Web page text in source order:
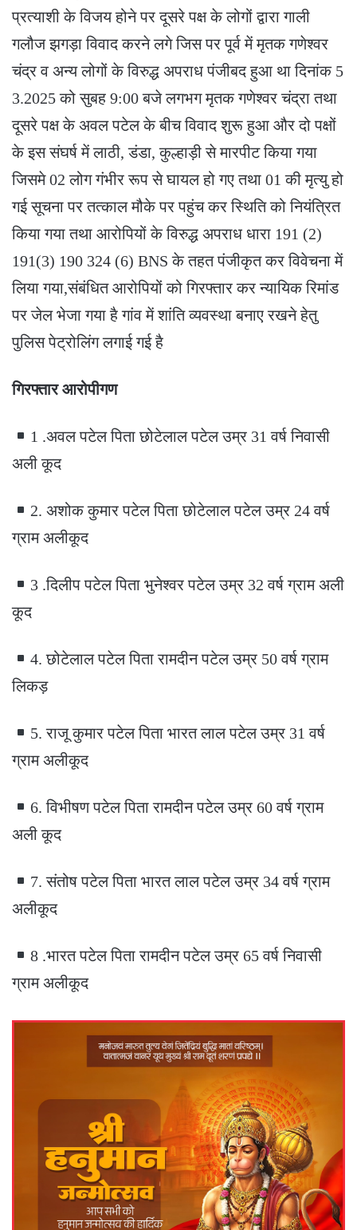
प्रत्याशी के विजय होने पर दूसरे पक्ष के लोगों द्वारा गाली
गलौज झगड़ा विवाद करने लगे जिस पर पूर्व में मृतक गणेश्वर
चंद्र व अन्य लोगों के विरुद्ध अपराध पंजीबद हुआ था दिनांक 5
3.2025 को सुबह 9:00 बजे लगभग मृतक गणेश्वर चंद्रा तथा
दूसरे पक्ष के अवल पटेल के बीच विवाद शुरू हुआ और दो पक्षों
के इस संघर्ष में लाठी, डंडा, कुल्हाड़ी से मारपीट किया गया
जिसमे 02 लोग गंभीर रूप से घायल हो गए तथा 01 की मृत्यु हो
गई सूचना पर तत्काल मौके पर पहुंच कर स्थिति को नियंत्रित
किया गया तथा आरोपियों के विरुद्ध अपराध धारा 191 (2)
191(3) 190 324 (6) BNS के तहत पंजीकृत कर विवेचना में
लिया गया,संबंधित आरोपियों को गिरफ्तार कर न्यायिक रिमांड
पर जेल भेजा गया है गांव में शांति व्यवस्था बनाए रखने हेतु
पुलिस पेट्रोलिंग लगाई गई है
गिरफ्तार आरोपीगण
1 .अवल पटेल पिता छोटेलाल पटेल उम्र 31 वर्ष निवासी
अली कूद
2. अशोक कुमार पटेल पिता छोटेलाल पटेल उम्र 24 वर्ष
ग्राम अलीकूद
3 .दिलीप पटेल पिता भुनेश्वर पटेल उम्र 32 वर्ष ग्राम अली
कूद
4. छोटेलाल पटेल पिता रामदीन पटेल उम्र 50 वर्ष ग्राम
लिकड़
5. राजू कुमार पटेल पिता भारत लाल पटेल उम्र 31 वर्ष
ग्राम अलीकूद
6. विभीषण पटेल पिता रामदीन पटेल उम्र 60 वर्ष ग्राम
अली कूद
7. संतोष पटेल पिता भारत लाल पटेल उम्र 34 वर्ष ग्राम
अलीकूद
8 .भारत पटेल पिता रामदीन पटेल उम्र 65 वर्ष निवासी
ग्राम अलीकूद